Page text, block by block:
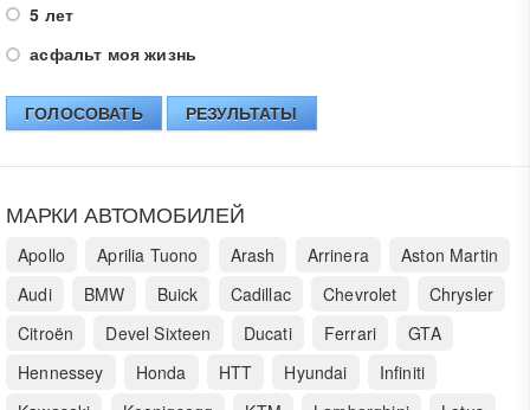
5 лет
асфальт моя жизнь
ГОЛОСОВАТЬ РЕЗУЛЬТАТЫ
МАРКИ АВТОМОБИЛЕЙ
Apollo Aprilia Tuono Arash Arrinera
Aston Martin
Audi
BMW Buick Cadillac Chevrolet
Chrysler
Citroën
Devel Sixteen Ducati Ferrari
GTA
Hennessey
Honda HTT Hyundai
Infiniti